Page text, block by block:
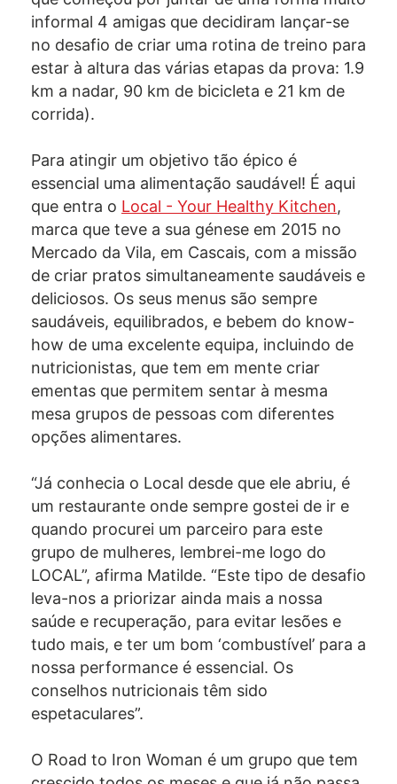
informal 4 amigas que decidiram lançar-se
no desafio de criar uma rotina de treino para
estar à altura das várias etapas da prova: 1.9
km a nadar, 90 km de bicicleta e 21 km de
corrida).
Para atingir um objetivo tão épico é
essencial uma alimentação saudável! É aqui
que entra o Local - Your Healthy Kitchen,
marca que teve a sua génese em 2015 no
Mercado da Vila, em Cascais, com a missão
de criar pratos simultaneamente saudáveis e
deliciosos. Os seus menus são sempre
saudáveis, equilibrados, e bebem do know-
how de uma excelente equipa, incluindo de
nutricionistas, que tem em mente criar
ementas que permitem sentar à mesma
mesa grupos de pessoas com diferentes
opções alimentares.
“Já conhecia o Local desde que ele abriu, é
um restaurante onde sempre gostei de ir e
quando procurei um parceiro para este
grupo de mulheres, lembrei-me logo do
LOCAL”, afirma Matilde. “Este tipo de desafio
leva-nos a priorizar ainda mais a nossa
saúde e recuperação, para evitar lesões e
tudo mais, e ter um bom ‘combustível’ para a
nossa performance é essencial. Os
conselhos nutricionais têm sido
espetaculares”.
O Road to Iron Woman é um grupo que tem